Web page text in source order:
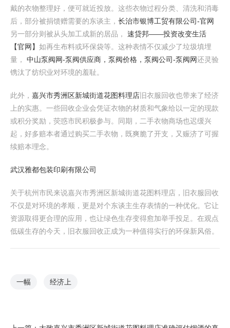
戴的衣物整理好，便可就近投放。这些衣物过程分类、清洗和消毒
后，部分被捐馈赠需要的东谈主， 长治市银博工贸有限公司-官网
另一部分则被从头加工成新的居品， 速贷邦——投资改变生活
【官网】 如再生布料或环保袋等。这种表情不仅减少了垃圾填埋
量， 中山泵阀网-泵阀供应商，泵阀价格，泵阀公司-泵阀网还灵验
镌汰了纺织业对环境的羞耻。
此外， 嘉兴市秀洲区新城街道花图料理店 旧衣服回收也带来了经济
上的实惠。一些回收企业会凭证衣物的材质和气象给以一定的现款
或积分奖励，荧惑市民积极参与。同期，二手衣物商场也迟缓兴
起，好多赔本者通过购买二手衣物，既爽脆了开支，又赈济了可握
续赔本理念。
武汉雅都包装印刷有限公司
关于杭州市民来说嘉兴市秀洲区新城街道花图料理店，旧衣服回收
不仅是对环境的孝顺，更是对个东谈主生存表情的一种优化。它让
资源取得更合理的应用，也让绿色生存变得愈加举手投足。在观点
低碳生存的今天，旧衣服回收正成为一种值得实行的环保新风俗。
一幅 经济上